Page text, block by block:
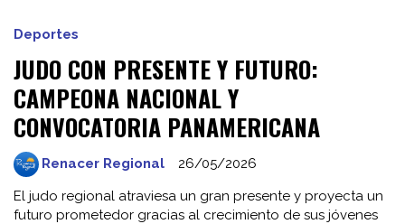
JUDO CON PRESENTE Y FUTURO:
CAMPEONA NACIONAL Y
CONVOCATORIA PANAMERICANA
El judo regional atraviesa un gran presente y proyecta un
futuro prometedor gracias al crecimiento de sus jóvenes
Deportes
26/05/2026
Renacer Regional